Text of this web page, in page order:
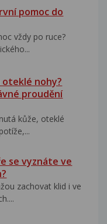
pomoc do
vždy po ruce?
oteklé nohy?
proudění
kůže, oteklé
se vyznáte ve
zachovat klid i ve